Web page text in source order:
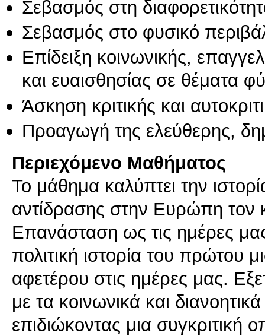
Σεβασμός στη
Σεβασμός στο φυσικό
Επίδειξη κοινωνικής,
και ευαισθησίας σε θέματα
Άσκηση κριτικής και
Προαγωγή της ελεύθερης,
Περιεχόμενο Μαθήματος
Το μάθημα καλύπτει την
αντίδρασης στην Ευρώπη τον
Επανάσταση ως τις ημέρες
πολιτική ιστορία του πρώτου
αφετέρου στις ημέρες μας.
με τα κοινωνικά και
επιδιώκοντας μια συγκριτική